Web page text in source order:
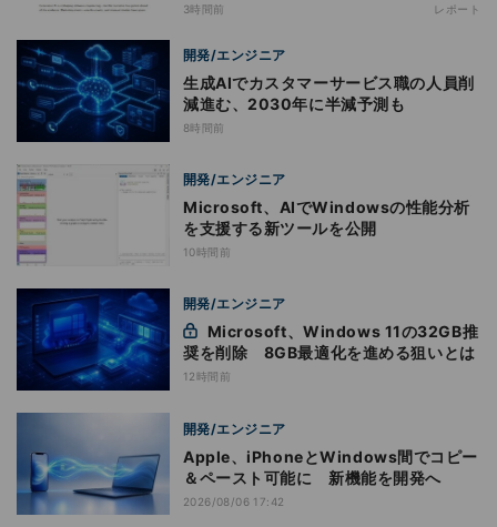
神話への賛否
3時間前 レポート
開発/エンジニア
生成AIでカスタマーサービス職の人員削
減進む、2030年に半減予測も
8時間前
開発/エンジニア
Microsoft、AIでWindowsの性能分析
を支援する新ツールを公開
10時間前
開発/エンジニア
奨を削除 8GB最適化を進める狙いとは
12時間前
開発/エンジニア
Apple、iPhoneとWindows間でコピー
＆ペースト可能に 新機能を開発へ
2026/08/06 17:42